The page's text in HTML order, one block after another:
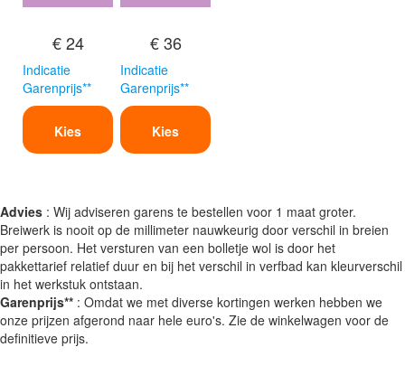
€ 24
Indicatie
Garenprijs**
Kies
€ 36
Indicatie
Garenprijs**
Kies
Advies : Wij adviseren garens te bestellen voor 1 maat groter.
Breiwerk is nooit op de millimeter nauwkeurig door verschil in breien
per persoon. Het versturen van een bolletje wol is door het
pakkettarief relatief duur en bij het verschil in verfbad kan kleurverschil
in het werkstuk ontstaan.
Garenprijs** : Omdat we met diverse kortingen werken hebben we
onze prijzen afgerond naar hele euro's. Zie de winkelwagen voor de
definitieve prijs.